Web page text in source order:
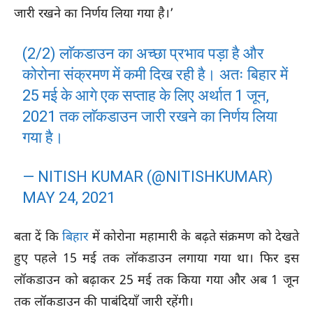
जारी रखने का निर्णय लिया गया है।’
(2/2) लाॅकडाउन का अच्छा प्रभाव पड़ा है और
कोरोना संक्रमण में कमी दिख रही है। अतः बिहार में
25 मई के आगे एक सप्ताह के लिए अर्थात 1 जून,
2021 तक लाॅकडाउन जारी रखने का निर्णय लिया
गया है।
— NITISH KUMAR (@NITISHKUMAR)
MAY 24, 2021
बता दें किबिहारमें कोरोना महामारी के बढ़ते संक्रमण को देखते
हुए पहले 15 मई तक लॉकडाउन लगाया गया था। फिर इस
लॉकडाउन को बढ़ाकर 25 मई तक किया गया और अब 1 जून
तक लॉकडाउन की पाबंदियाँ जारी रहेंगी।